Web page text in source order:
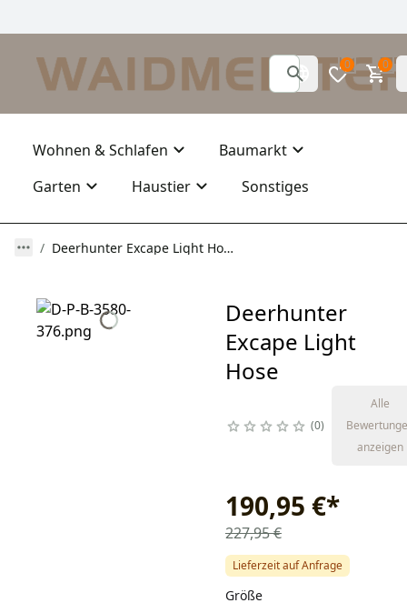
0 0
Wohnen & Schlafen
Baumarkt
Garten
Haustier Sonstiges
Deerhunter Excape Light Hose
Deerhunter
Excape Light
Hose
0
Alle
anzeigen
190,95 €*
227,95 €
Lieferzeit auf Anfrage
Größe